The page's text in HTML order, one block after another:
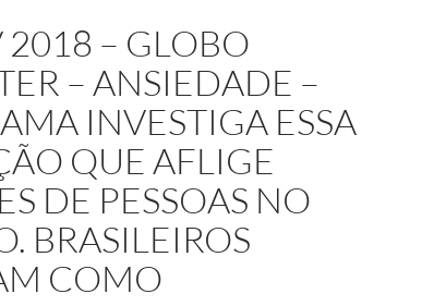
2018 – GLOBO
– ANSIEDADE –
INVESTIGA ESSA
QUE AFLIGE
DE PESSOAS NO
BRASILEIROS
COMO